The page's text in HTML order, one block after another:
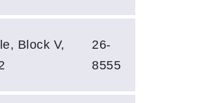
Block V,
26-
8555